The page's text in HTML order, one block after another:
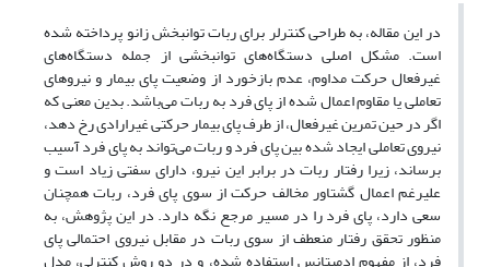
در این مقاله، به طراحی کنترلر برای ربات‌ توانبخش زانو پرداخته شده
است. مشکل اصلی دستگاه‌های توانبخشی از جمله دستگاه‌های
غیرفعال حرکت مداوم، عدم بازخورد از وضعیت پای بیمار و نیروهای
تعاملی یا مقاوم اعمال شده از پای فرد به ربات می‌باشد. بدین معنی که
اگر در حین تمرین غیرفعال، از طرف پای بیمار حرکتی غیرارادی رخ دهد،
نیروی تعاملی ایجاد شده بین پای فرد و ربات می‌تواند به پای فرد آسیب
برساند، زیرا رفتار ربات در برابر این نیرو، دارای سفتی زیاد است و
علیرغم اعمال گشتاور مخالف حرکت از سوی پای فرد، ربات همچنان
سعی دارد، پای فرد را در مسیر مرجع نگه دارد. در این پژوهش، به
منظور تحقق رفتار منعطف از سوی ربات در مقابل نیروی احتمالی پای